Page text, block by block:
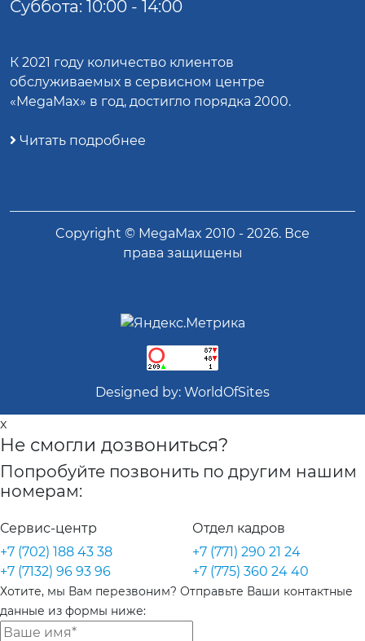
Суббота: 10:00 - 14:00
К 2021 году количество клиентов
обслуживаемых в сервисном центре
«MegaMax» в год, достигло порядка 2000.
Читать подробнее
Copyright © MegaMax 2010 - 2026. Все
права защищены
Designed by: WorldOfSites
x
Не смогли дозвониться?
Попробуйте позвонить по другим нашим
номерам:
Сервис-центр
+7 (702) 188 43 38
+7 (7132) 96 93 96
Отдел кадров
+7 (771) 290 21 24
+7 (775) 360 24 40
Хотите, мы Вам перезвоним? Отправьте Ваши контактные
данные из формы ниже: